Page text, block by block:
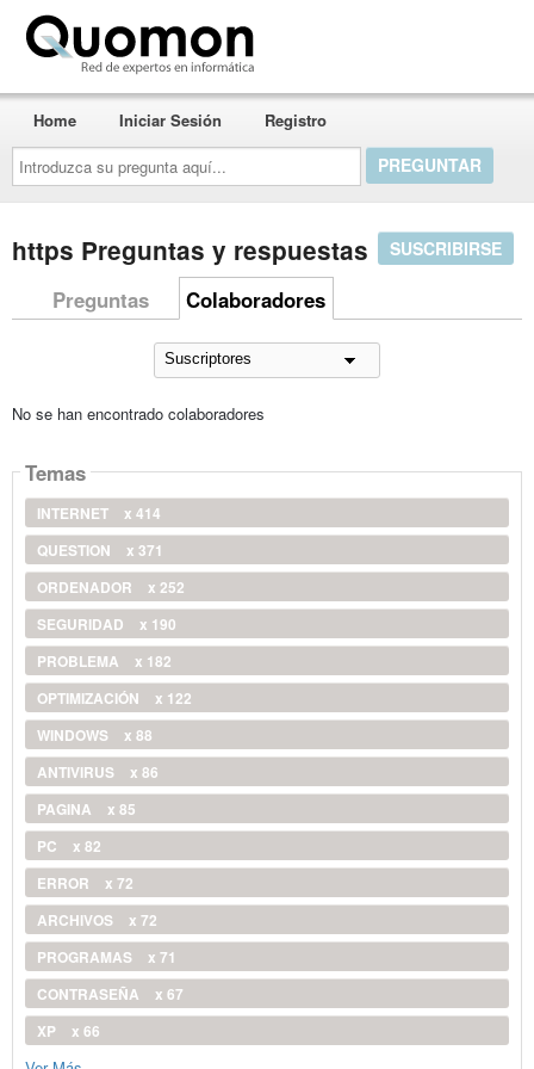
Introduzca
su
pregunta
aquí...
Home Iniciar Sesión Registro
https Preguntas y respuestas SUSCRIBIRSE
Preguntas Colaboradores
No se han encontrado colaboradores
Temas
INTERNET
x 414
QUESTION
x 371
ORDENADOR
x 252
SEGURIDAD
x 190
PROBLEMA
x 182
OPTIMIZACIÓN
x 122
WINDOWS
x 88
ANTIVIRUS
x 86
PAGINA
x 85
PC
x 82
ERROR
x 72
ARCHIVOS
x 72
PROGRAMAS
x 71
CONTRASEÑA
x 67
XP
x 66